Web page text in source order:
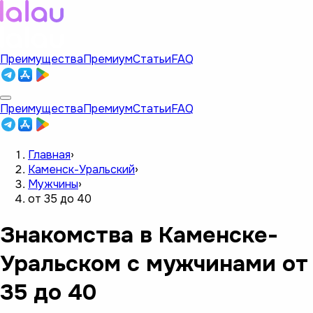
ПреимуществаПремиумСтатьиFAQ
ПреимуществаПремиумСтатьиFAQ
Главная›
Каменск-Уральский›
Мужчины›
от 35 до 40
Знакомства в Каменске-
Уральском с мужчинами от
35 до 40